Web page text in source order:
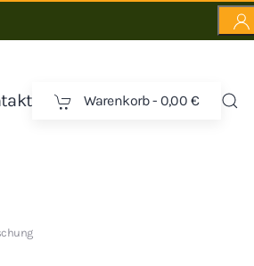
Warenkorb - 0,00 €